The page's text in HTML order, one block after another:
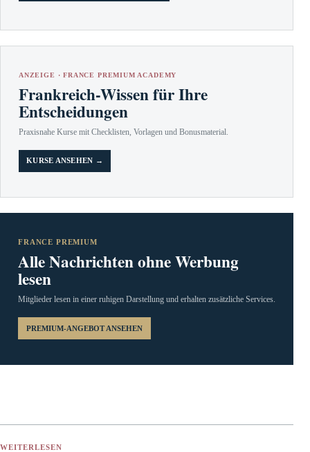
ANZEIGE · FRANCE PREMIUM ACADEMY
Frankreich-Wissen für Ihre
Entscheidungen
Praxisnahe Kurse mit Checklisten, Vorlagen und Bonusmaterial.
KURSE ANSEHEN →
FRANCE PREMIUM
Alle Nachrichten ohne Werbung
lesen
Mitglieder lesen in einer ruhigen Darstellung und erhalten zusätzliche Services.
PREMIUM-ANGEBOT ANSEHEN
WEITERLESEN